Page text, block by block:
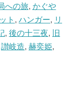
への旅, かぐや
ト , ハンガー, リ
, 後の十三夜,
旧
讃岐造, 赫奕姫,